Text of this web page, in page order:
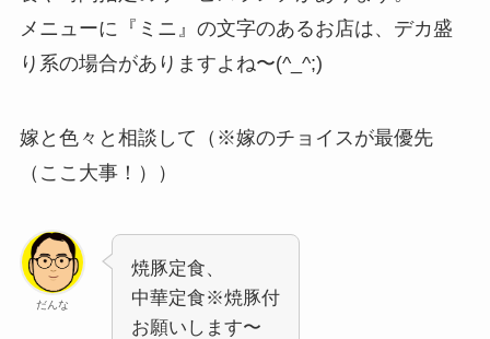
メニューに『ミニ』の文字のあるお店は、デカ盛
り系の場合がありますよね〜(^_^;)
嫁と色々と相談して（※嫁のチョイスが最優先
（ここ大事！））
だんな
焼豚定食、
中華定食※焼豚付
お願いします〜